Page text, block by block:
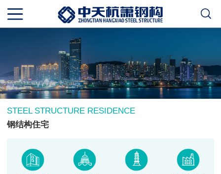
STEEL STRUCTURE RESIDENCE
钢结构住宅